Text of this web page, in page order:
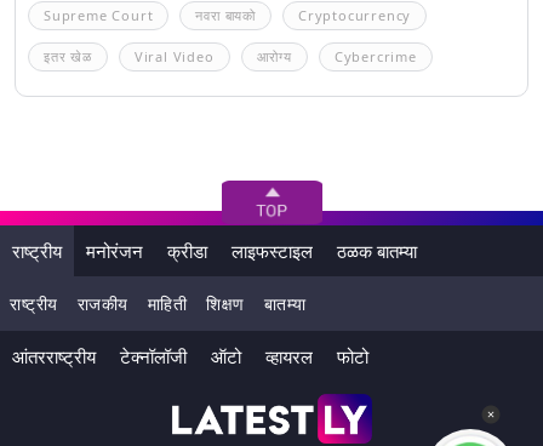
Supreme Court नवरा बायको Cryptocurrency
इतर खेळ Viral Video आरोग्य Cybercrime
राष्ट्रीय मनोरंजन क्रीडा लाइफस्टाइल ठळक बातम्या
राष्ट्रीय राजकीय माहिती शिक्षण बातम्या
आंतरराष्ट्रीय टेक्नॉलॉजी ऑटो व्हायरल फोटो